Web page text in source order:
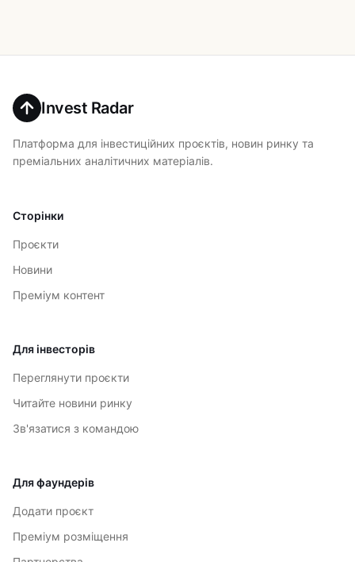
Invest Radar
Платформа для інвестиційних проєктів, новин ринку та
преміальних аналітичних матеріалів.
Сторінки
Проєкти
Новини
Преміум контент
Для інвесторів
Переглянути проєкти
Читайте новини ринку
Зв'язатися з командою
Для фаундерів
Додати проєкт
Преміум розміщення